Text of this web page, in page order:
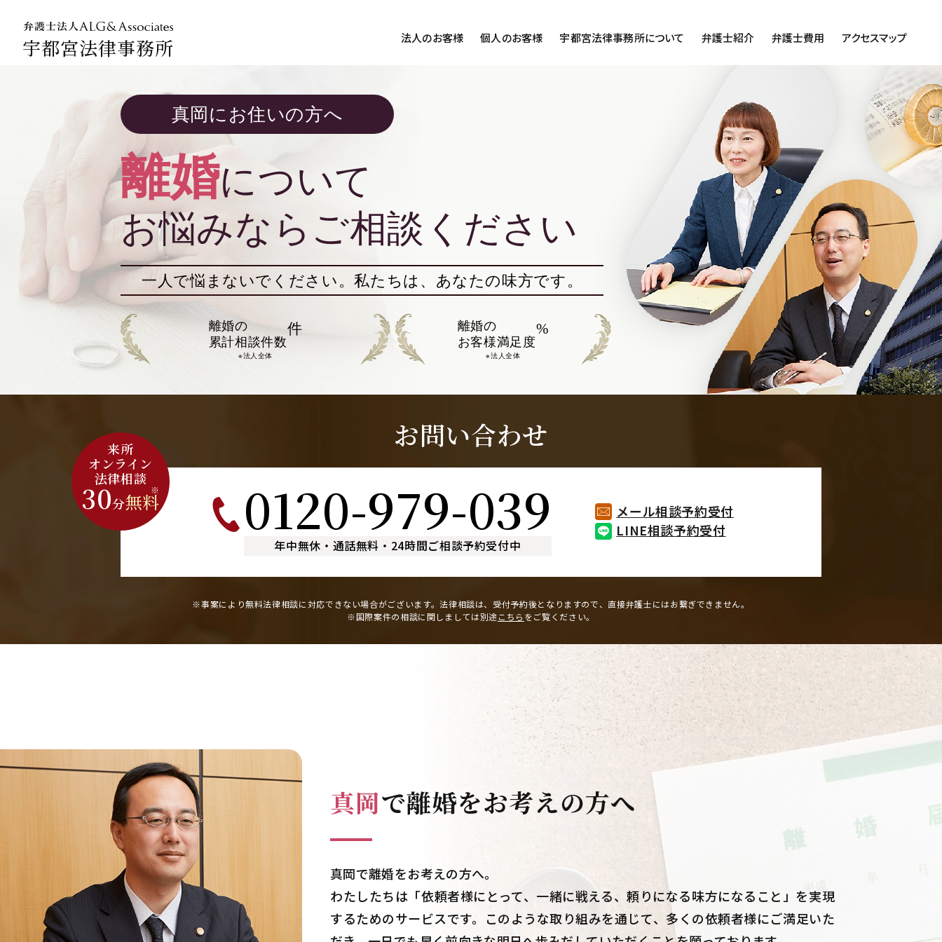
宇都宮法律事務所 法人のお客様
企業法務専用サイト
個人のお客様
交通事故
離婚問題
宇都宮法律事務所について 弁護士紹介 弁護士費用 アクセスマップ
真岡にお住いの方へ
離婚について
お悩みならご相談ください
一人で悩まないでください。私たちは、あなたの味方です。
離婚の
累計相談件数
件
※法人全体
離婚の
お客様満足度
%
※法人全体
お問い合わせ
来所
オンライン
法律相談
30分無料
※ 0120-979-039
年中無休 ・ 通話無料 ・ 24時間ご相談予約受付中
メール相談予約受付
LINE相談予約受付
※事案により無料法律相談に対応できない場合がございます。法律相談は、受付予約後となりますので、 直接弁護士にはお繋ぎできません。
※国際案件の相談に関しましては別途こちら をご覧ください。
真岡で離婚をお考えの方へ
真岡で離婚をお考えの方へ。
わたしたちは「依頼者様にとって、一緒に戦える、頼りになる味方になること」を実現
するためのサービスです。このような取り組みを通じて、多くの依頼者様にご満足いた